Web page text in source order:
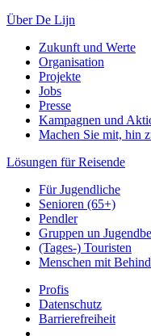
Über De Lijn
Zukunft und Werte
Organisation
Projekte
Jobs
Presse
Kampagnen und
Machen Sie mit, hin
Lösungen für Reisende
Für Jugendliche
Senioren (65+)
Pendler
Gruppen un
(Tages-) Touristen
Menschen mit
Profis
Datenschutz
Barrierefreiheit